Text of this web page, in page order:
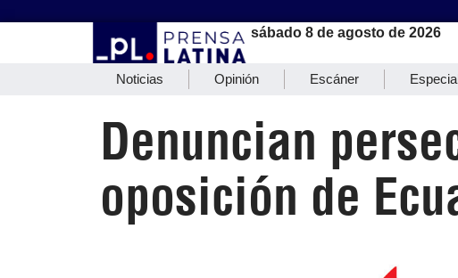
sábado 8 de agosto de 2026
Noticias Opinión Escáner
Denuncian
oposición de